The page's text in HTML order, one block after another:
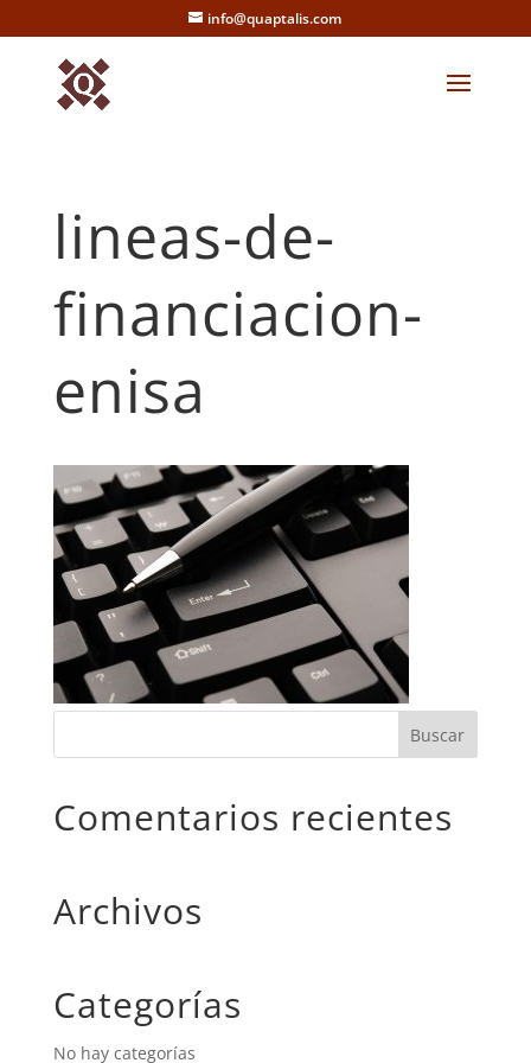
info@quaptalis.com
lineas-de-
financiacion-
enisa
Comentarios recientes
Archivos
Categorías
No hay categorías